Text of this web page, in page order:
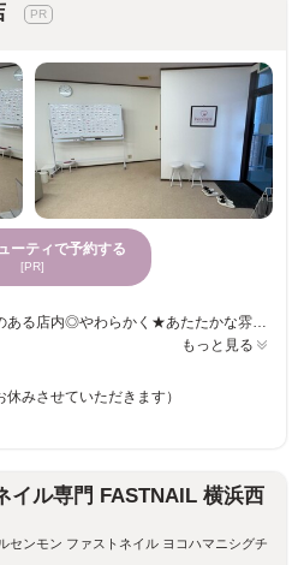
ーティで予約する
[PR]
もっと見る
みさせていただきます）
イル専門 FASTNAIL 横浜西
センモン ファストネイル ヨコハマニシグチ